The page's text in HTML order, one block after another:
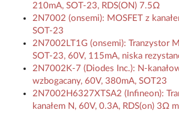
210mA, SOT-23, RDS(ON) 7.5Ω
2N7002 (onsemi): MOSFET z
SOT-23
2N7002LT1G (onsemi): Tranzystor
SOT-23, 60V, 115mA, niska
2N7002K-7 (Diodes Inc.): N-
wzbogacany, 60V, 380mA, SOT23
2N7002H6327XTSA2 (Infineon):
kanałem N, 60V, 0.3A, RDS(on) 3Ω